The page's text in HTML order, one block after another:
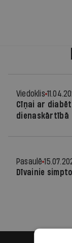
Viedoklis
Cīņai ar
dienaskārtībā
Pasaulē
Dīvainie